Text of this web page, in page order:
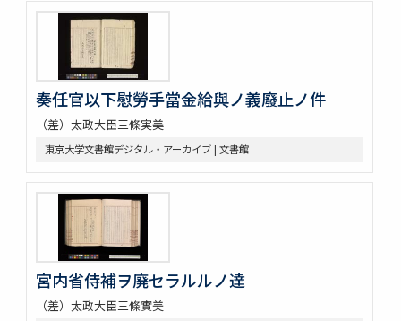
奏任官以下慰勞手當金給與ノ義廢止ノ件
（差）太政大臣三條実美
東京大学文書館デジタル・アーカイブ | 文書館
宮内省侍補ヲ廃セラルルノ達
（差）太政大臣三條實美